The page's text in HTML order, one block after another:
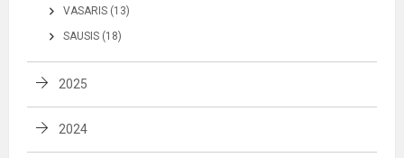
VASARIS (13)
SAUSIS (18)
2025
2024